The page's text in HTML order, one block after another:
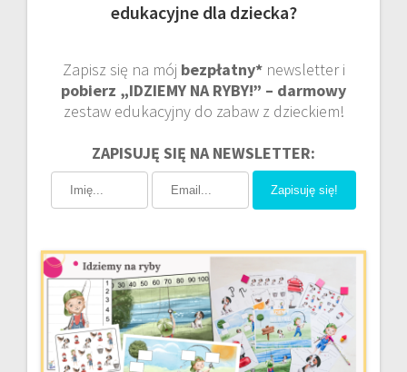
edukacyjne dla dziecka?
Zapisz się na mój bezpłatny*newsletter i
pobierz „IDZIEMY NA RYBY!” – darmowy
zestaw edukacyjny do zabaw z dzieckiem!
ZAPISUJĘ SIĘ NA NEWSLETTER:
Zapisuję się!